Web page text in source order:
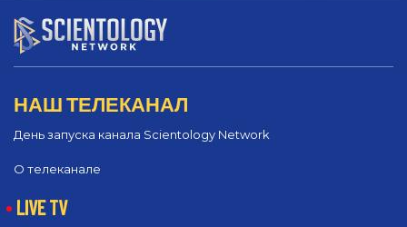
НАШ ТЕЛЕКАНАЛ
День запуска канала Scientology Network
О телеканале
LIVE TV